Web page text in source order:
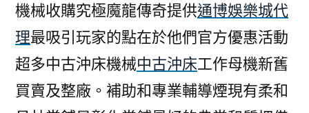
機械收購究極魔龍傳奇提供通博娛樂城代
理最吸引玩家的點在於他們官方優惠活動
超多中古沖床機械中古沖床工作母機新舊
買賣及整廠。補助和專業輔導煙現有柔和